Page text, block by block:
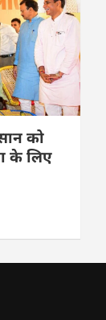
को
के लिए